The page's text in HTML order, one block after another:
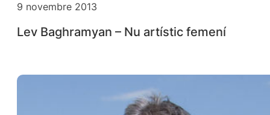
9 novembre 2013
Lev Baghramyan – Nu artístic femení